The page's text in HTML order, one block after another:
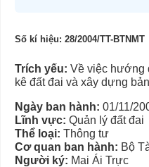
Số kí hiệu: 28/2004/TT-BTNMT
Trích yếu: Về việc hướng
kê đất đai và xây dựng
Ngày ban hành: 01/11/
Lĩnh vực: Quản lý đất đai
Thể loại: Thông tư
Cơ quan ban hành: Bộ
Người ký: Mai Ái Trực